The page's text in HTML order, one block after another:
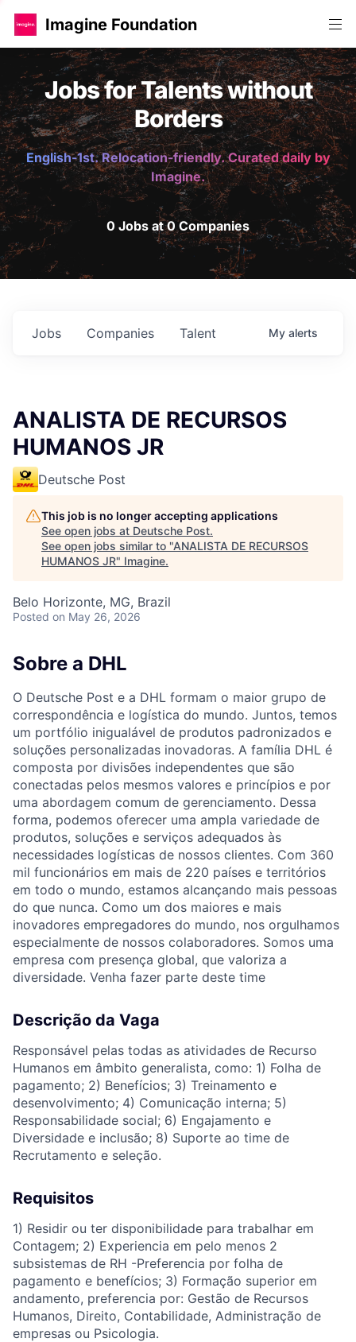
Imagine Foundation
Jobs for Talents without
Borders
English-1st. Relocation-friendly. Curated daily by
Imagine.
0 Jobs at 0 Companies
Jobs Companies Talent My alerts
ANALISTA DE RECURSOS
HUMANOS JR
Deutsche Post
This job is no longer accepting applications
See open jobs at Deutsche Post.
See open jobs similar to "ANALISTA DE RECURSOS
HUMANOS JR" Imagine.
Belo Horizonte, MG, Brazil
Posted on May 26, 2026
Sobre a DHL
O Deutsche Post e a DHL formam o maior grupo de
correspondência e logística do mundo. Juntos, temos
um portfólio inigualável de produtos padronizados e
soluções personalizadas inovadoras. A família DHL é
composta por divisões independentes que são
conectadas pelos mesmos valores e princípios e por
uma abordagem comum de gerenciamento. Dessa
forma, podemos oferecer uma ampla variedade de
produtos, soluções e serviços adequados às
necessidades logísticas de nossos clientes. Com 360
mil funcionários em mais de 220 países e territórios
em todo o mundo, estamos alcançando mais pessoas
do que nunca. Como um dos maiores e mais
inovadores empregadores do mundo, nos orgulhamos
especialmente de nossos colaboradores. Somos uma
empresa com presença global, que valoriza a
diversidade. Venha fazer parte deste time
Descrição da Vaga
Responsável pelas todas as atividades de Recurso
Humanos em âmbito generalista, como: 1) Folha de
pagamento; 2) Benefícios; 3) Treinamento e
desenvolvimento; 4) Comunicação interna; 5)
Responsabilidade social; 6) Engajamento e
Diversidade e inclusão; 8) Suporte ao time de
Recrutamento e seleção.
Requisitos
1) Residir ou ter disponibilidade para trabalhar em
Contagem; 2) Experiencia em pelo menos 2
subsistemas de RH -Preferencia por folha de
pagamento e benefícios; 3) Formação superior em
andamento, preferencia por: Gestão de Recursos
Humanos, Direito, Contabilidade, Administração de
empresas ou Psicologia.